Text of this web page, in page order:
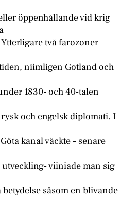
öppenhållande vid krig
två farozoner
niimligen Gotland och
1830- och 40-talen
och engelsk diplomati. I
kanal väckte – senare
viiniade man sig
såsom en blivande